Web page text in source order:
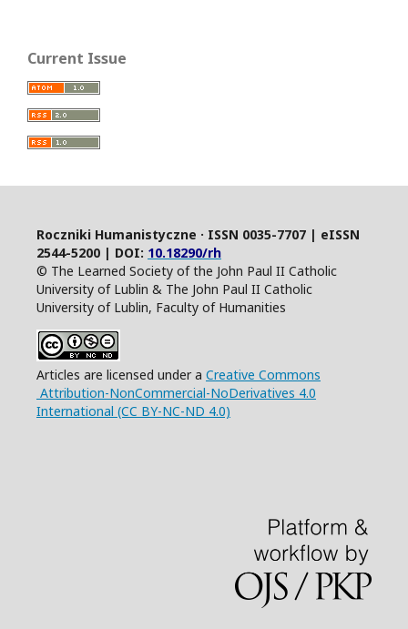
Current Issue
Roczniki Humanistyczne · ISSN 0035-7707 | eISSN
2544-5200 | DOI: 10.18290/rh
© The Learned Society of the John Paul II Catholic
University of Lublin & The John Paul II Catholic
University of Lublin, Faculty of Humanities
Articles are licensed under a Creative Commons
Attribution-NonCommercial-NoDerivatives 4.0
International (CC BY-NC-ND 4.0)